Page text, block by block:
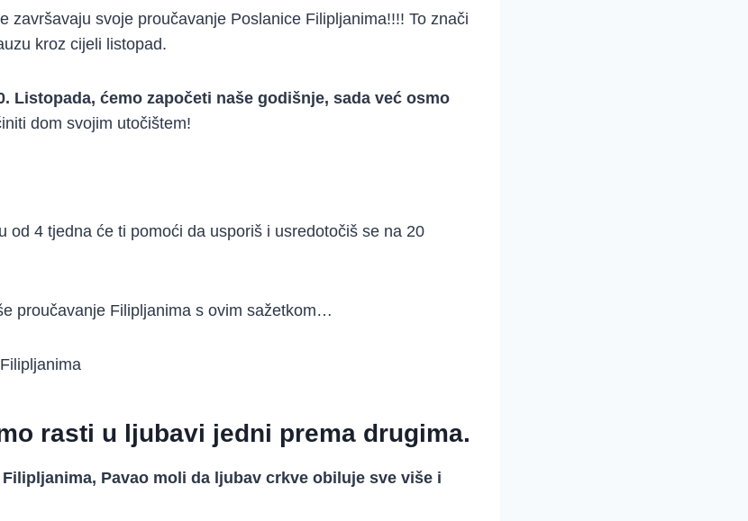
završavaju svoje proučavanje Poslanice Filipljanima!!!! To znači
kroz cijeli listopad.
Listopada, ćemo započeti naše godišnje, sada već osmo
dom svojim utočištem!
od 4 tjedna će ti pomoći da usporiš i usredotočiš se na 20
proučavanje Filipljanima s ovim sažetkom…
rasti u ljubavi jedni prema drugima.
Pavao moli da ljubav crkve obiluje sve više i